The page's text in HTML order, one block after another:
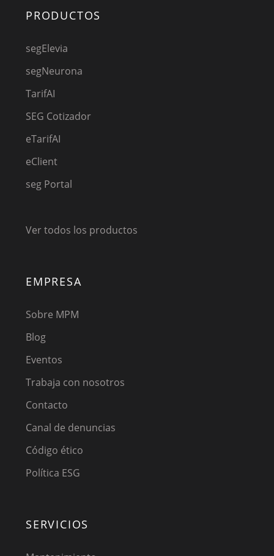
PRODUCTOS
segElevia
segNeurona
TarifAI
SEG Cotizador
eTarifAI
eClient
seg Portal
Ver todos los productos
EMPRESA
Sobre MPM
Blog
Eventos
Trabaja con nosotros
Contacto
Canal de denuncias
Código ético
Política ESG
SERVICIOS